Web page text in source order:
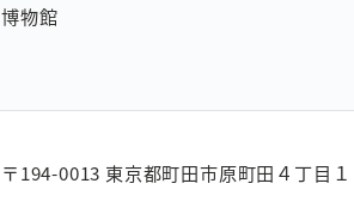
博物館
〒194-0013 東京都町田市原町田４丁目